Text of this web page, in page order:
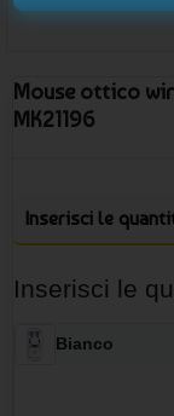
Mouse ottico
MK21196
Inserisci le
Inserisci le
Bianco